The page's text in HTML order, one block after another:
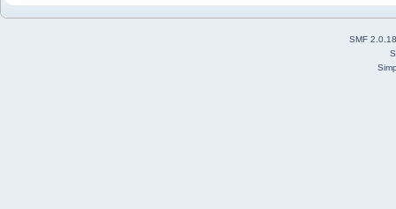
SMF 2.0.18